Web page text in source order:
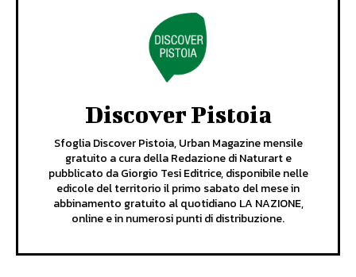
Discover Pistoia
Sfoglia Discover Pistoia, Urban Magazine mensile
gratuito a cura della Redazione di Naturart e
pubblicato da Giorgio Tesi Editrice, disponibile nelle
edicole del territorio il primo sabato del mese in
abbinamento gratuito al quotidiano LA NAZIONE,
online e in numerosi punti di distribuzione.